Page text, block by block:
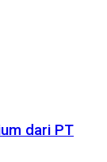
dari PT